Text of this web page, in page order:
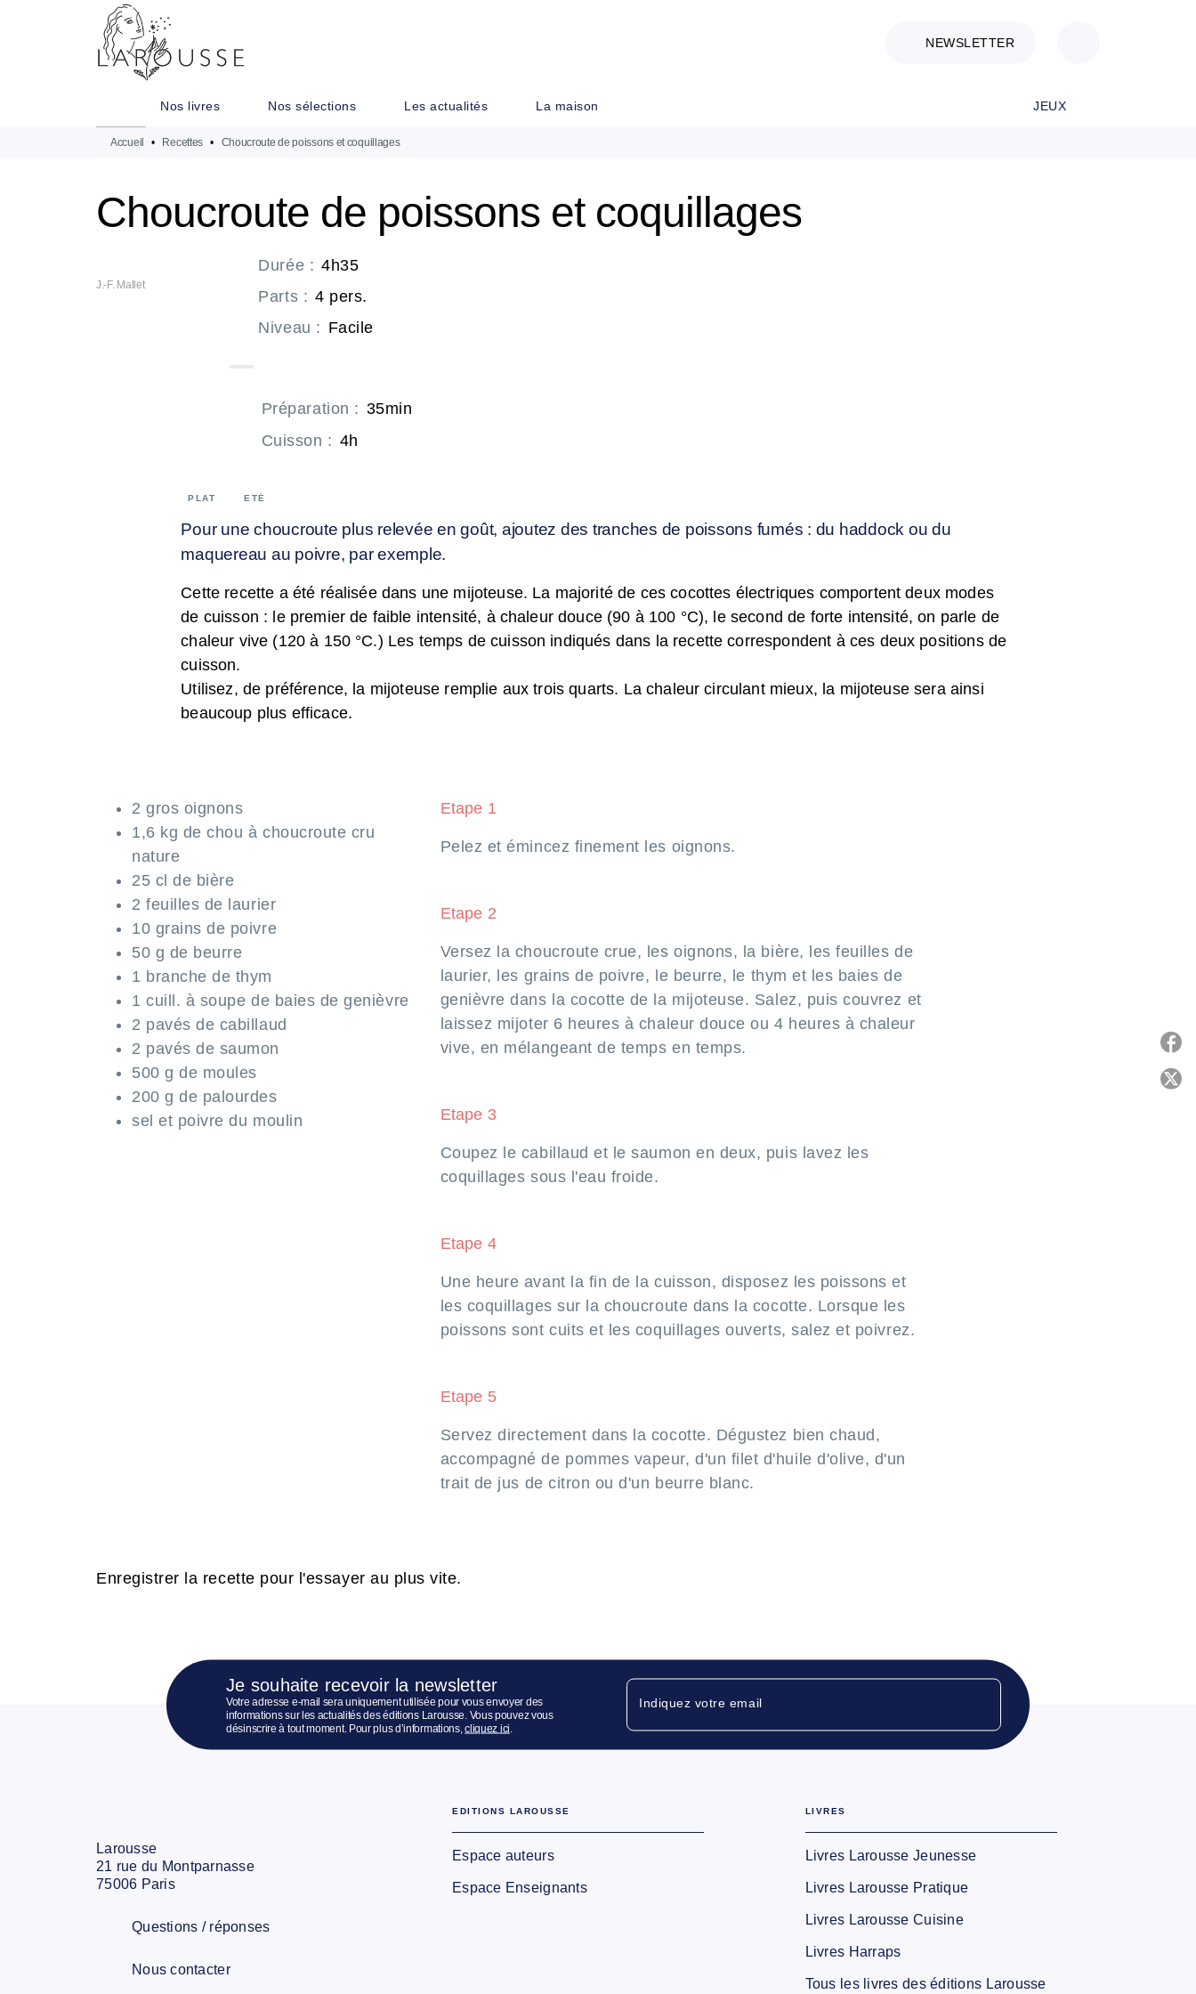
MENU
NEWSLETTER
Nos livres Nos sélections Les actualités La maison JEUX
Accueil • Recettes • Choucroute de poissons et coquillages
Choucroute de poissons et coquillages
J.-F. Mallet
Durée : 4h35
Parts : 4 pers.
Niveau : Facile
Préparation : 35min
Cuisson : 4h
PLAT ETÉ
Pour une choucroute plus relevée en goût, ajoutez des tranches de poissons fumés : du haddock ou du
maquereau au poivre, par exemple.
Cette recette a été réalisée dans une mijoteuse. La majorité de ces cocottes électriques comportent deux modes
de cuisson : le premier de faible intensité, à chaleur douce (90 à 100 °C), le second de forte intensité, on parle de
chaleur vive (120 à 150 °C.) Les temps de cuisson indiqués dans la recette correspondent à ces deux positions de
cuisson.
Utilisez, de préférence, la mijoteuse remplie aux trois quarts. La chaleur circulant mieux, la mijoteuse sera ainsi
beaucoup plus efficace.
2 gros oignons
1,6 kg de chou à choucroute cru
nature
25 cl de bière
2 feuilles de laurier
10 grains de poivre
50 g de beurre
1 branche de thym
1 cuill. à soupe de baies de genièvre
2 pavés de cabillaud
2 pavés de saumon
500 g de moules
200 g de palourdes
sel et poivre du moulin
Etape 1
Pelez et émincez finement les oignons.
Etape 2
Versez la choucroute crue, les oignons, la bière, les feuilles de
laurier, les grains de poivre, le beurre, le thym et les baies de
genièvre dans la cocotte de la mijoteuse. Salez, puis couvrez et
laissez mijoter 6 heures à chaleur douce ou 4 heures à chaleur
vive, en mélangeant de temps en temps.
Etape 3
Coupez le cabillaud et le saumon en deux, puis lavez les
coquillages sous l'eau froide.
Etape 4
Une heure avant la fin de la cuisson, disposez les poissons et
les coquillages sur la choucroute dans la cocotte. Lorsque les
poissons sont cuits et les coquillages ouverts, salez et poivrez.
Etape 5
Servez directement dans la cocotte. Dégustez bien chaud,
accompagné de pommes vapeur, d'un filet d'huile d'olive, d'un
trait de jus de citron ou d'un beurre blanc.
Enregistrer la recette pour l'essayer au plus vite.
Je souhaite recevoir la newsletter
Votre adresse e-mail sera uniquement utilisée pour vous envoyer des
informations sur les actualités des éditions Larousse. Vous pouvez vous
désinscrire à tout moment. Pour plus d’informations,cliquez ici
Indiquez votre email
Larousse
21 rue du Montparnasse
75006 Paris
Questions / réponses
Nous contacter
EDITIONS LAROUSSE
Espace auteurs
Espace Enseignants
LIVRES
Livres Larousse Jeunesse
Livres Larousse Pratique
Livres Larousse Cuisine
Livres Harraps
Tous les livres des éditions Larousse